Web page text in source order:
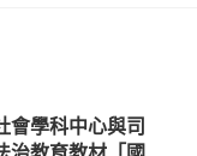
會學科中心與司